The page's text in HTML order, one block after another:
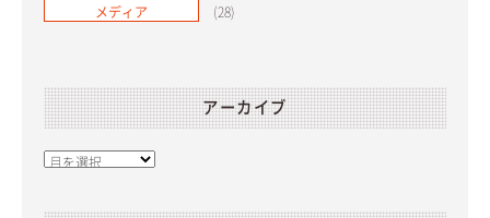
メディア (28)
アーカイブ